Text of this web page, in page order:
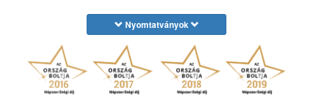
Nyomtatványok